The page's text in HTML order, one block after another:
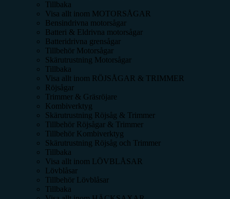
Tillbaka
Visa allt inom MOTORSÅGAR
Bensindrivna motorsågar
Batteri & Eldrivna motorsågar
Batteridrivna grensågar
Tillbehör Motorsågar
Skärutrustning Motorsågar
Tillbaka
Visa allt inom RÖJSÅGAR & TRIMMER
Röjsågar
Trimmer & Gräsröjare
Kombiverktyg
Skärutrustning Röjsåg & Trimmer
Tillbehör Röjsågar & Trimmer
Tillbehör Kombiverktyg
Skärutrustning Röjsåg och Trimmer
Tillbaka
Visa allt inom LÖVBLÅSAR
Lövblåsar
Tillbehör Lövblåsar
Tillbaka